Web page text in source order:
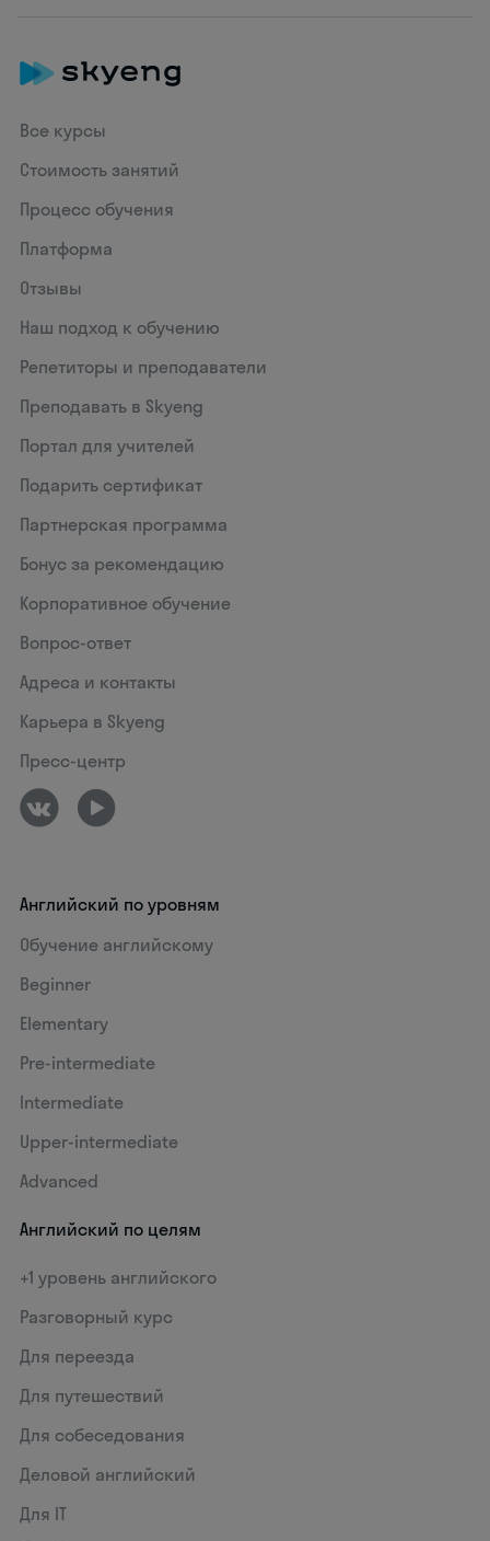
Все курсы
Стоимость занятий
Процесс обучения
Платформа
Отзывы
Наш подход к обучению
Репетиторы и преподаватели
Преподавать в Skyeng
Портал для учителей
Подарить сертификат
Партнерская программа
Бонус за рекомендацию
Корпоративное обучение
Вопрос-ответ
Адреса и контакты
Карьера в Skyeng
Пресс-центр
Английский по уровням
Обучение английскому
Beginner
Elementary
Pre-intermediate
Intermediate
Upper-intermediate
Advanced
Английский по целям
+1 уровень английского
Разговорный курс
Для переезда
Для путешествий
Для собеседования
Деловой английский
Для IT